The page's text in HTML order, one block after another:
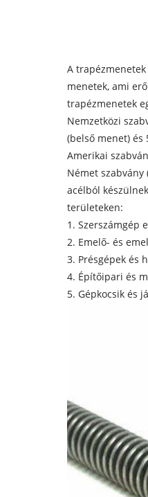
A
menetek, ami
trapézmenetek
Nemzetközi
(belső menet) és
Amerikai
Német szabvány
acélból
területeken:
1. Szerszámgép
2. Emelő- és
3. Présgépek és
4. Építőipari és
5. Gépkocsik és